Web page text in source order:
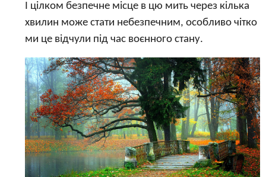
І цілком безпечне місце в цю мить через кілька
хвилин може стати небезпечним, особливо чітко
ми це відчули під час воєнного стану.